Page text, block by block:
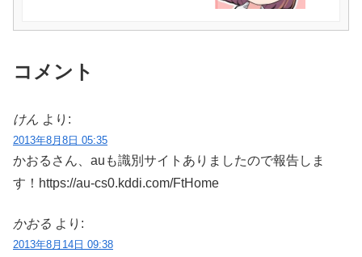
コメント
けん より:
2013年8月8日 05:35
かおるさん、auも識別サイトありましたので報告しま
す！https://au-cs0.kddi.com/FtHome
かおる より:
2013年8月14日 09:38